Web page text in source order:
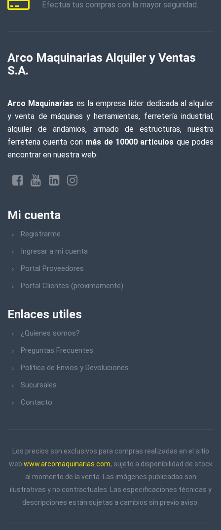
Efectua tus compras con la mayor seguridad.
Arco Maquinarias Alquiler y Ventas
S.A.
Arco Maquinarias es la empresa líder dedicada al alquiler
y venta de máquinas y herramientas, ferretería industrial,
alquiler de andamios, armado de estructuras, nuestra
ferreteria cuenta con más de 10000 artículos que podes
encontrar en nuestra web.
Mi cuenta
Registrarme
Ingresar a mi cuenta
Portal Proveedores
Portal Clientes (proximamente)
Enlaces utiles
¿Quienes somos?
Preguntas Frecuentes
Política de Envios y Devoluciones
Sucursales
Contacto
Los precios son exclusivos para compras realizadas en el sitio
web www.arcomaquinarias.com, sujeto a disponibilidad de stock
al momento de la venta. Las imágenes publicadas son
ilustrativas y no contractuales. Las especificaciones técnicas y
descripciones están sujetas a cambios sin previo aviso.